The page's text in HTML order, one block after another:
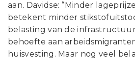
aan. Davidse: “Minder
betekent minder
belasting van de
behoefte aan
huisvesting. Maar nog veel